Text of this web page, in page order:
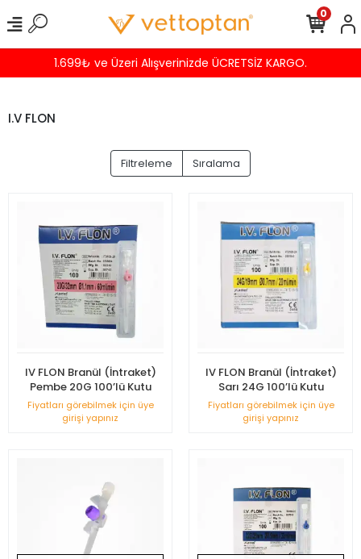
1.699₺ ve Üzeri Alışverinizde ÜCRETSİZ KARGO.
0
I.V FLON
Filtreleme Sıralama
IV FLON Branül (İntraket)
Pembe 20G 100’lü Kutu
Fiyatları görebilmek için üye
girişi yapınız
IV FLON Branül (İntraket)
Sarı 24G 100’lü Kutu
Fiyatları görebilmek için üye
girişi yapınız